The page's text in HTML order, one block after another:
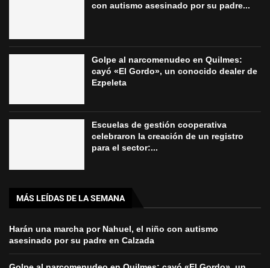
con autismo asesinado por su padre...
Golpe al narcomenudeo en Quilmes:
cayó «El Gordo», un conocido dealer de
Ezpeleta
Escuelas de gestión cooperativa
celebraron la creación de un registro
para el sector:...
MÁS LEÍDAS DE LA SEMANA
Harán una marcha por Nahuel, el niño con autismo
asesinado por su padre en Calzada